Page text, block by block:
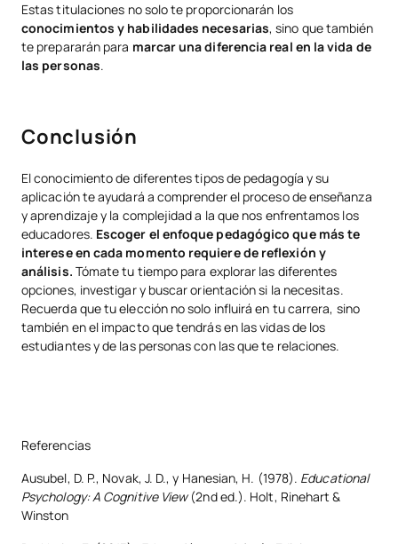
Estas titulaciones no solo te proporcionarán los
conocimientos y habilidades necesarias, sino que también
te prepararán para marcar una diferencia real en la vida de
las personas.
Conclusión
El conocimiento de diferentes tipos de pedagogía y su
aplicación te ayudará a comprender el proceso de enseñanza
y aprendizaje y la complejidad a la que nos enfrentamos los
educadores. Escoger el enfoque pedagógico que más te
interese en cada momento requiere de reflexión y
análisis. Tómate tu tiempo para explorar las diferentes
opciones, investigar y buscar orientación si la necesitas.
Recuerda que tu elección no solo influirá en tu carrera, sino
también en el impacto que tendrás en las vidas de los
estudiantes y de las personas con las que te relaciones.
Referencias
Ausubel, D. P., Novak, J. D., y Hanesian, H. (1978). Educational
Psychology: A Cognitive View(2nd ed.). Holt, Rinehart &
Winston